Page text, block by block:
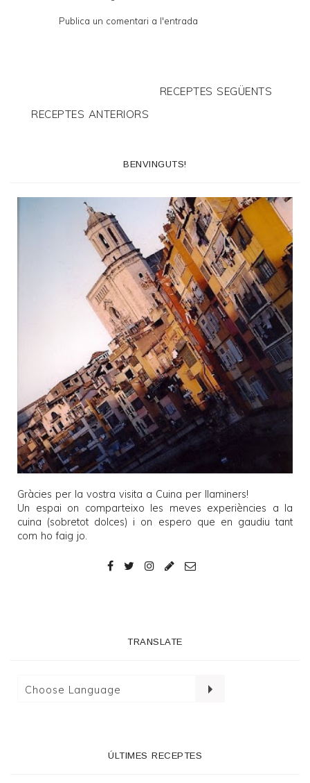
Publica un comentari a l'entrada
RECEPTES SEGÜENTS
RECEPTES ANTERIORS
BENVINGUTS!
Gràcies per la vostra visita a Cuina per llaminers!
Un espai on comparteixo les meves experiències a la
cuina (sobretot dolces) i on espero que en gaudiu tant
com ho faig jo.
TRANSLATE
ÚLTIMES RECEPTES